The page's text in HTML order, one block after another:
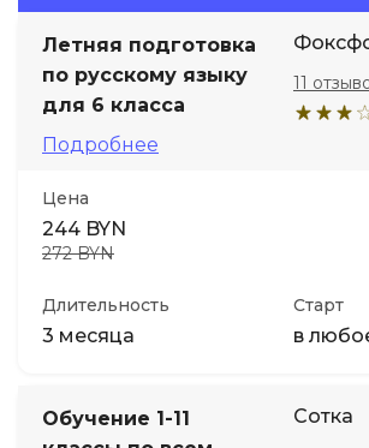
Летняя подготовка
по русскому языку
для 6 класса
Подробнее
11
Цена
244 BYN
272 BYN
Длительность
3 месяца
Старт
в
Обучение 1-11
Сотка
Менеджмент
Иностранные языки
Soft Skills
ДПО